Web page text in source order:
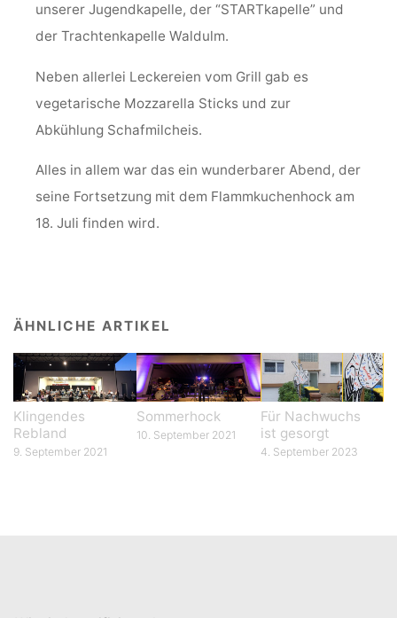
unserer Jugendkapelle, der “STARTkapelle” und
der Trachtenkapelle Waldulm.
Neben allerlei Leckereien vom Grill gab es
vegetarische Mozzarella Sticks und zur
Abkühlung Schafmilcheis.
Alles in allem war das ein wunderbarer Abend, der
seine Fortsetzung mit dem Flammkuchenhock am
18. Juli finden wird.
ÄHNLICHE ARTIKEL
Klingendes
Rebland
9. September 2021
Sommerhock
10. September 2021
Für Nachwuchs
ist gesorgt
4. September 2023